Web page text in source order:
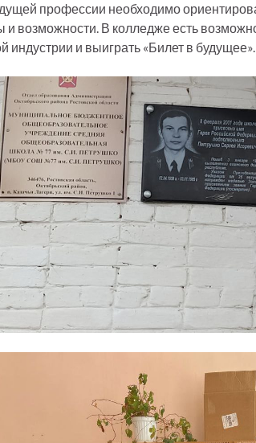
профессии необходимо
и возможности. В колледже есть
индустрии и выиграть «Билет в будущее».